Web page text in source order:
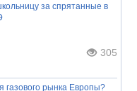
за спрятанные в
305
газового рынка Европы?